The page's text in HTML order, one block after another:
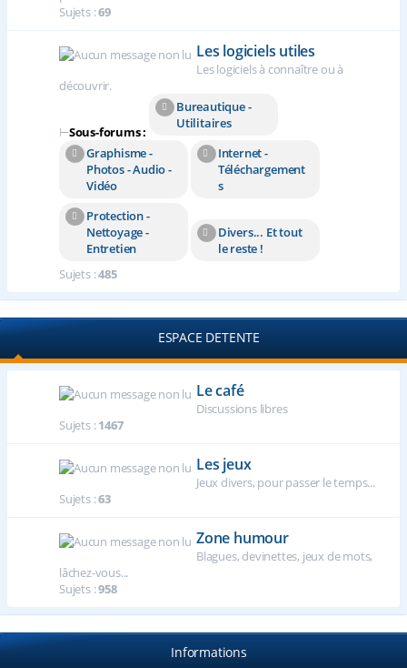
Sujets :69
Les logiciels utiles
Les logiciels à connaître ou à
découvrir.
⊢Sous-forums :
Bureautique -
Utilitaires
Graphisme -
Photos - Audio -
Vidéo
Internet -
Téléchargement
s
Protection -
Nettoyage -
Entretien
Divers... Et tout
le reste !
Sujets :485
ESPACE DETENTE
Le café
Discussions libres
Sujets :1467
Les jeux
Jeux divers, pour passer le temps...
Sujets :63
Zone humour
Blagues, devinettes, jeux de mots,
lâchez-vous...
Sujets :958
Informations